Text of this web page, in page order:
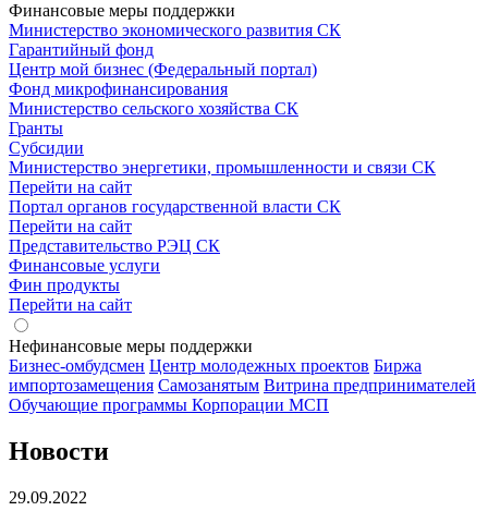
Финансовые меры поддержки
Министерство экономического развития СК
Гарантийный фонд
Центр мой бизнес (Федеральный портал)
Фонд микрофинансирования
Министерство сельского хозяйства СК
Гранты
Субсидии
Министерство энергетики, промышленности и связи СК
Перейти на сайт
Портал органов государственной власти СК
Перейти на сайт
Представительство РЭЦ СК
Финансовые услуги
Фин продукты
Перейти на сайт
Нефинансовые меры поддержки
Бизнес-омбудсмен Центр молодежных проектов Биржа
импортозамещения Cамозанятым Витрина предпринимателей
Обучающие программы Корпорации МСП
Новости
29.09.2022